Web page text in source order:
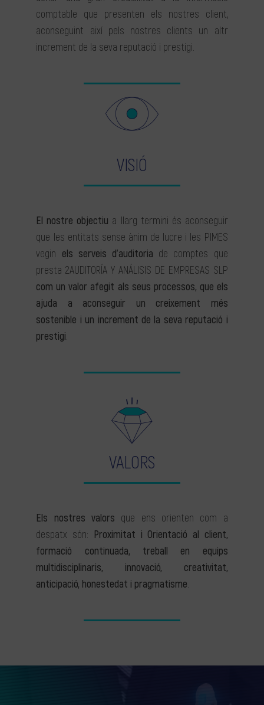
comptable que presenten els nostres client,
aconseguint així pels nostres clients un altr
increment de la seva reputació i prestigi.
VISIÓ
El nostre objectiu a llarg termini és aconseguir
que les entitats sense ànim de lucre i les PIMES
vegin els serveis d’auditoria de comptes que
presta 2AUDITORÍA Y ANÁLISIS DE EMPRESAS SLP
com un valor afegit als seus processos, que els
ajuda a aconseguir un creixement més
sostenible i un increment de la seva reputació i
prestigi.
VALORS
Els nostres valors que ens orienten com a
despatx són: Proximitat i Orientació al client,
formació continuada, treball en equips
multidisciplinaris, innovació, creativitat,
anticipació, honestedat i pragmatisme.